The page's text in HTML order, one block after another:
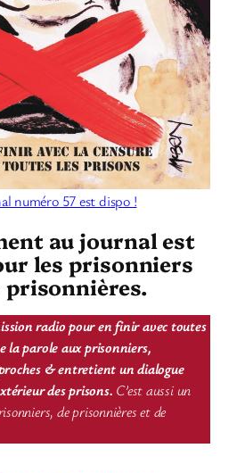
numéro 57 est dispo !
au journal est
les prisonniers
prisonnières.
radio pour en finir avec toutes
la parole aux prisonniers,
& entretient un dialogue
des prisons. C’est aussi un
de prisonnières et de